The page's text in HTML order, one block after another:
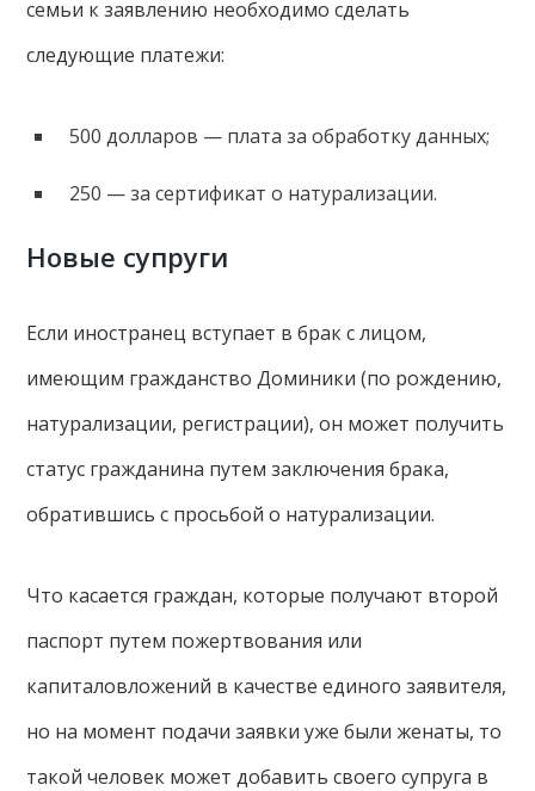
семьи к заявлению необходимо сделать
следующие платежи:
500 долларов — плата за обработку данных;
250 — за сертификат о натурализации.
Новые супруги
Если иностранец вступает в брак с лицом,
имеющим гражданство Доминики (по рождению,
натурализации, регистрации), он может получить
статус гражданина путем заключения брака,
обратившись с просьбой о натурализации.
Что касается граждан, которые получают второй
паспорт путем пожертвования или
капиталовложений в качестве единого заявителя,
но на момент подачи заявки уже были женаты, то
такой человек может добавить своего супруга в